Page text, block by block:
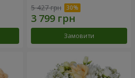
5 427 грн
Замовити